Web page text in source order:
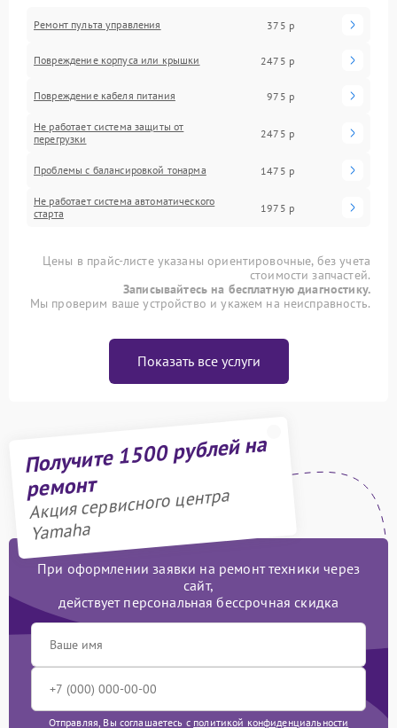
Ремонт пульта управления 375 р
Повреждение корпуса или крышки 2475 р
Повреждение кабеля питания 975 р
Не работает система защиты от
перегрузки
2475 р
Проблемы с балансировкой тонарма 1475 р
Не работает система автоматического
старта
1975 р
Цены в прайс-листе указаны ориентировочные, без учета
стоимости запчастей.
Записывайтесь на бесплатную диагностику.
Мы проверим ваше устройство и укажем на неисправность.
Показать все услуги
Получите 1500 рублей на
ремонт
Акция сервисного центра
Yamaha
При оформлении заявки на ремонт техники через
сайт,
действует персональная бессрочная скидка
Отправляя, Вы соглашаетесь с политикой конфиденциальности